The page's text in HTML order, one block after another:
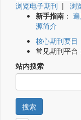
浏览电子期刊 | 浏
新手指南 ：
源简介
核心期刊要目
常见期刊平台
站内搜索
搜索